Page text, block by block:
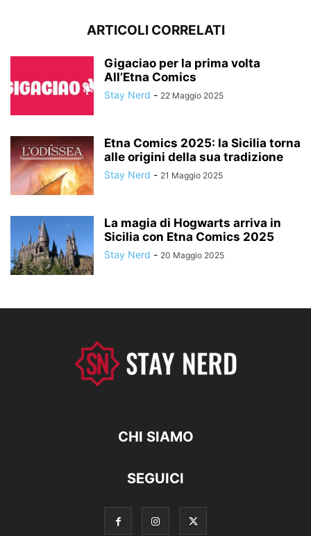
ARTICOLI CORRELATI
Gigaciao per la prima volta
All’Etna Comics
Stay Nerd - 22 Maggio 2025
Etna Comics 2025: la Sicilia torna
alle origini della sua tradizione
Stay Nerd - 21 Maggio 2025
La magia di Hogwarts arriva in
Sicilia con Etna Comics 2025
Stay Nerd - 20 Maggio 2025
CHI SIAMO
SEGUICI